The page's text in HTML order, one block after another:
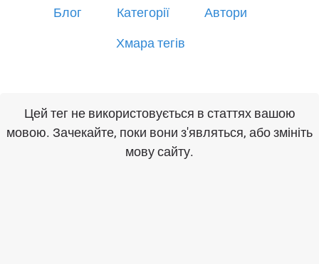
Блог Категорії Автори
Хмара тегів